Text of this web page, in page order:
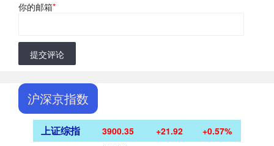
你的邮箱*
提交评论
沪深京指数
上证综指 3900.35 +21.92 +0.57%